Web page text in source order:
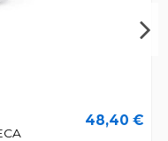
48,40 €